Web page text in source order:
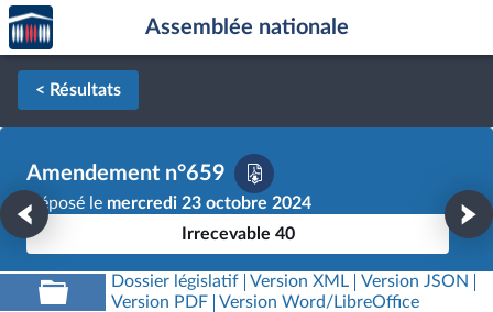
Aller au contenu
Aller en bas de la page
Accèder
à la
page
d'accueil
Assemblée nationale
< Résultats
Amendement n°659
Déposé le mercredi 23 octobre 2024
Irrecevable 40
Dossier législatif Version XML
Version JSON
Version PDF
Version Word/LibreOffice